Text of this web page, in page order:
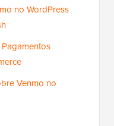
no WordPress
Venmo no